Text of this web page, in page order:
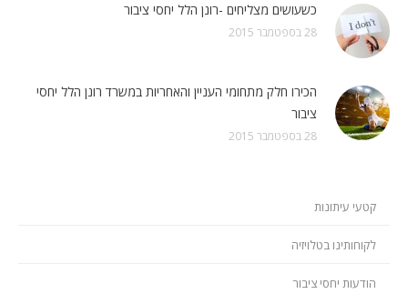
כשעושים מצליחים -רונן הלל יחסי ציבור
28 בספטמבר 2015
הכירו חלק מתחומי העניין והאחריות במשרד רונן הלל יחסי
ציבור
28 בספטמבר 2015
קטעי עיתונות
לקוחותינו בטלויזיה
הודעות יחסי ציבור